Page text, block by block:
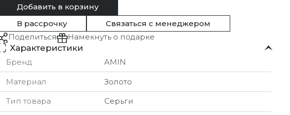
Добавить в корзину
В рассрочку
Связаться с менеджером
Поделиться
Намекнуть о подарке
Характеристики
Бренд AMIN
Материал Золото
Тип товара Серьги